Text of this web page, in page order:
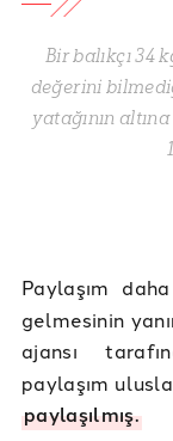
Bir balıkçı 34
değerini
yatağının
Paylaşım
gelmesinin
ajansı
paylaşım
paylaşılmış.